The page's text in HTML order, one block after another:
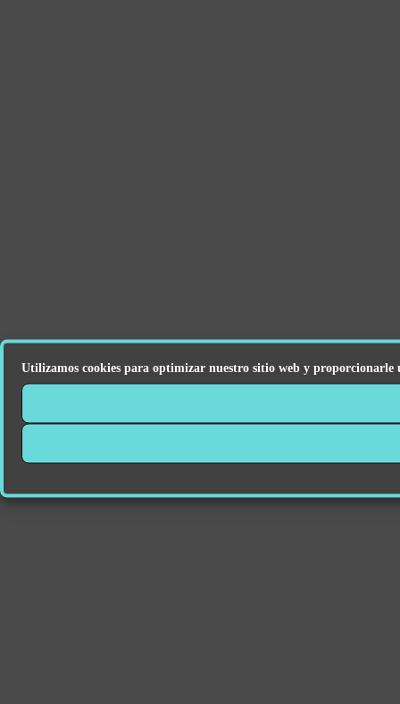
Utilizamos cookies para optimizar nuestro sitio web y proporcionarle